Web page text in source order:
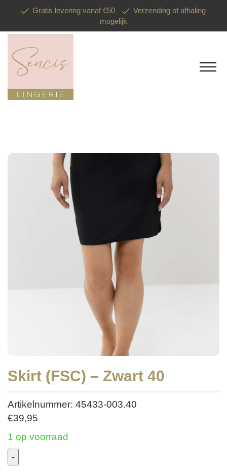
Gratis levering vanaf €50
Verzending of afhaling
mogelijk
Skirt (FSC) – Zwart 40
Artikelnummer: 45433-003.40
€39,95
1 op voorraad
-